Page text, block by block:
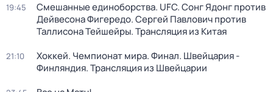
19:45
Смешанные единоборства. UFC. Сонг Ядонг против
Дейвесона Фигередо. Сергей Павлович против
Таллисона Тейшейры. Трансляция из Китая
21:10
Хоккей. Чемпионат мира. Финал. Швейцария -
Финляндия. Трансляция из Швейцарии